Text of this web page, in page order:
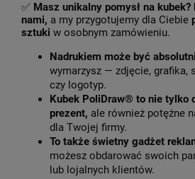
✅ Masz unikalny pomysł na
nami, a my przygotujemy dla Ciebie
sztuki w osobnym zamówieniu.
Nadrukiem może być
wymarzysz — zdjęcie, grafika,
czy logotyp.
Kubek PoliDraw® to nie tylko
prezent, ale również potężne
dla Twojej firmy.
To także świetny gadżet
możesz obdarować swoich
lub lojalnych klientów.